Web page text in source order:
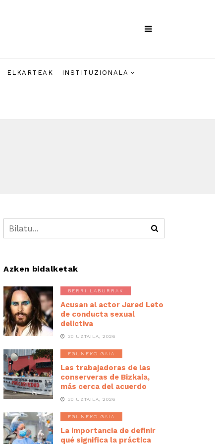
ELKARTEAK INSTITUZIONALA
Azken bidalketak
BERRI LABURRAK
Acusan al actor Jared Leto
de conducta sexual
delictiva
30 UZTAILA, 2026
EGUNEKO GAIA
Las trabajadoras de las
conserveras de Bizkaia,
más cerca del acuerdo
30 UZTAILA, 2026
EGUNEKO GAIA
La importancia de definir
qué significa la práctica